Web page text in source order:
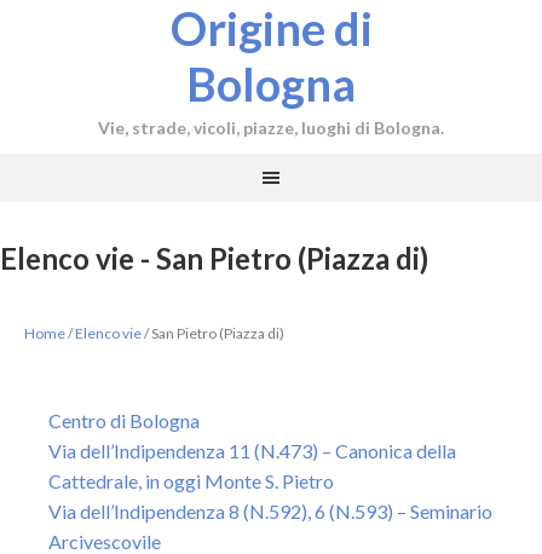
Origine di
Bologna
Vie, strade, vicoli, piazze, luoghi di Bologna.
Elenco vie - San Pietro (Piazza di)
Home/Elenco vie/San Pietro (Piazza di)
Centro di Bologna
Via dell’Indipendenza 11 (N.473) – Canonica della
Cattedrale, in oggi Monte S. Pietro
Via dell’Indipendenza 8 (N.592), 6 (N.593) – Seminario
Arcivescovile